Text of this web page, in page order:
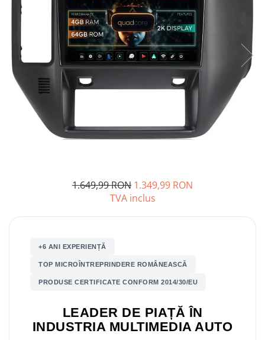
Peugeot
Hyundai
Toyota
Mitsubishi
1.649,99 RON 1.349,99 RON
TVA inclus
+6 ANI EXPERIENȚĂ
TOP MICROÎNTREPRINDERE ROMÂNEASCĂ
PRODUSE CERTIFICATE CONFORM 2014/30/EU
LEADER DE PIAȚĂ ÎN
INDUSTRIA MULTIMEDIA AUTO